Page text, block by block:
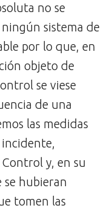
no se
sistema de
por lo que, en
objeto de
se viese
de una
las medidas
y, en su
se hubieran
tomen las